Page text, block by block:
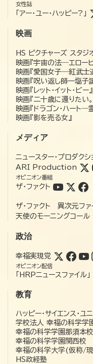
女性誌
「アー・ユー・ハッピー?」
映画
HS ピクチャーズ スタジ
映画『宇宙の法―エロー
映画『愛国女子―紅武士
映画『呪い返し師—塩子
映画『レット・イット・ビー』
映画『二十歳に還りたい。
映画『ドラゴン・ハート
映画『影を売る女』
メディア
ニュースター・プロダクシ
ARI Production
オピニオン番組
ザ・ファクト
ザ・ファクト 異次元ファ
天使のモーニングコール
政治
幸福実現党
オピニオン配信
「HRPニュースファイル」
教育
ハッピー・サイエンス・ユ
学校法人 幸福の科学学
幸福の科学学園那須本校
幸福の科学学園関西校
幸福の科学大学(仮称/
HS政経塾